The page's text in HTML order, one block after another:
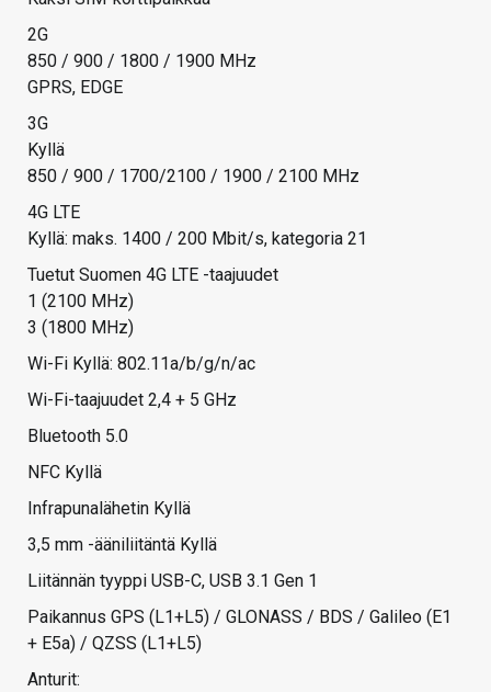
2G
850 / 900 / 1800 / 1900 MHz
GPRS, EDGE
3G
Kyllä
850 / 900 / 1700/2100 / 1900 / 2100 MHz
4G LTE
Kyllä: maks. 1400 / 200 Mbit/s, kategoria 21
Tuetut Suomen 4G LTE -taajuudet
1 (2100 MHz)
3 (1800 MHz)
Wi-Fi Kyllä: 802.11a/b/g/n/ac
Wi-Fi-taajuudet 2,4 + 5 GHz
Bluetooth 5.0
NFC Kyllä
Infrapunalähetin Kyllä
3,5 mm -ääniliitäntä Kyllä
Liitännän tyyppi USB-C, USB 3.1 Gen 1
Paikannus GPS (L1+L5) / GLONASS / BDS / Galileo (E1
+ E5a) / QZSS (L1+L5)
Anturit: